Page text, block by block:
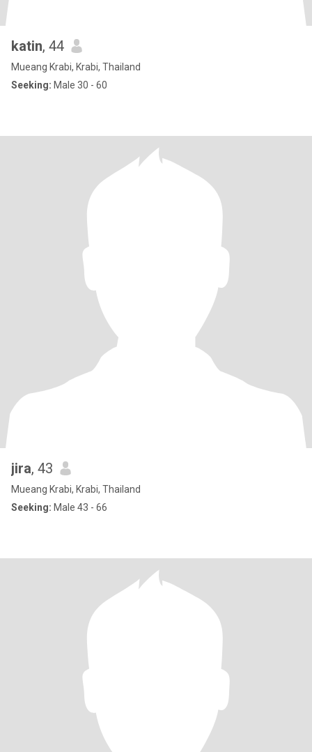
katin, 44
Mueang Krabi, Krabi, Thailand
Seeking: Male 30 - 60
jira, 43
Mueang Krabi, Krabi, Thailand
Seeking: Male 43 - 66